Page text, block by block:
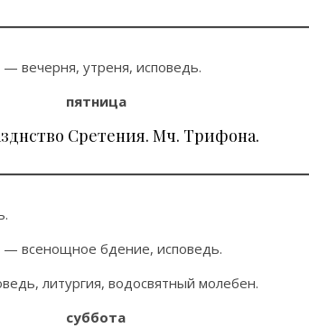
вечерня, утреня, исповедь.
пятница
Сретения. Мч. Трифона.
— всенощное бдение, исповедь.
литургия, водосвятный молебен.
суббота